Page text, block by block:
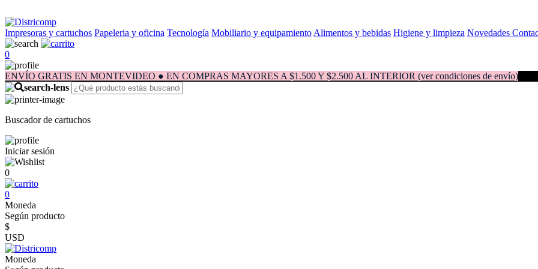
Impresoras y cartuchos Papeleria y oficina Tecnología Mobiliario y equipamiento Alimentos y bebidas Higiene y limpieza Novedades
0
ENVÍO GRATIS EN MONTEVIDEO ● EN COMPRAS MAYORES A $1.500 Y $2.500 AL INTERIOR (ver condiciones de envío)
Buscador de cartuchos
Iniciar sesión
0
0
Moneda
Según producto
$
USD
Moneda